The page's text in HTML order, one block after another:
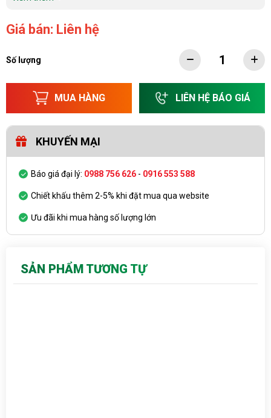
Giá bán: Liên hệ
Số lượng
MUA HÀNG LIÊN HỆ BÁO GIÁ
KHUYẾN MẠI
Báo giá đại lý: 0988 756 626 - 0916 553 588
Chiết khấu thêm 2-5% khi đặt mua qua website
Ưu đãi khi mua hàng số lượng lớn
SẢN PHẨM TƯƠNG TỰ